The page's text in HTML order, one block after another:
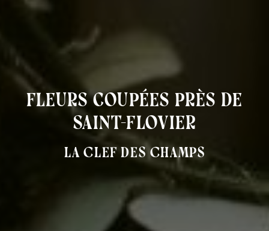
fleurs coupées près de
Saint-Flovier
La Clef des Champs